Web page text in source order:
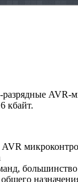
кбайт.